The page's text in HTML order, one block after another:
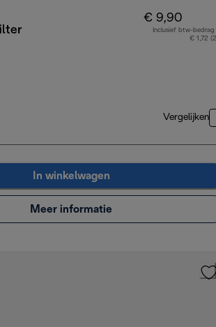
€ 9,90
Inclusief btw-bedrag
€ 1,72
Vergelijken
In winkelwagen
Meer informatie